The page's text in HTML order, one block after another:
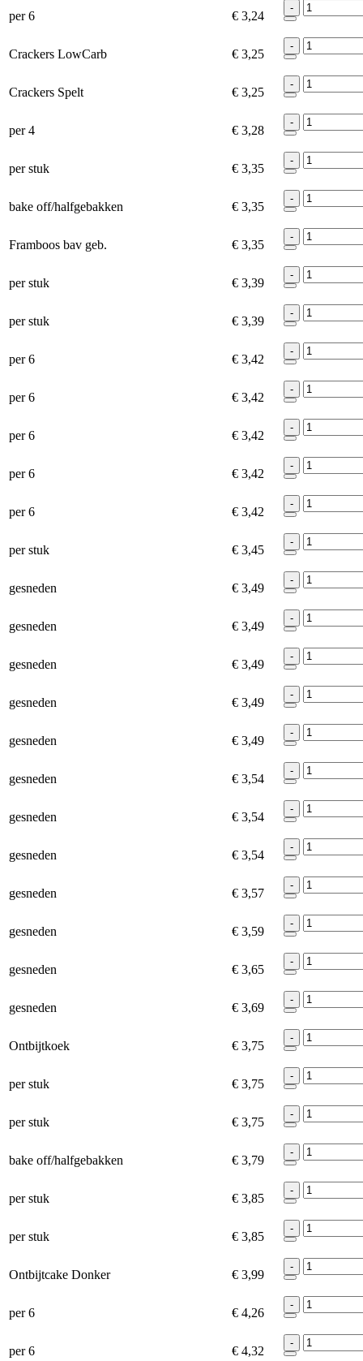
per 6 € 3,24
-
Crackers LowCarb € 3,25
-
Crackers Spelt € 3,25
-
per 4 € 3,28
-
per stuk € 3,35
-
bake off/halfgebakken € 3,35
-
Framboos bav geb. € 3,35
-
per stuk € 3,39
-
per stuk € 3,39
-
per 6 € 3,42
-
per 6 € 3,42
-
per 6 € 3,42
-
per 6 € 3,42
-
per 6 € 3,42
-
per stuk € 3,45
-
gesneden € 3,49
-
gesneden € 3,49
-
gesneden € 3,49
-
gesneden € 3,49
-
gesneden € 3,49
-
gesneden € 3,54
-
gesneden € 3,54
-
gesneden € 3,54
-
gesneden € 3,57
-
gesneden € 3,59
-
gesneden € 3,65
-
gesneden € 3,69
-
Ontbijtkoek € 3,75
-
per stuk € 3,75
-
per stuk € 3,75
-
bake off/halfgebakken € 3,79
-
per stuk € 3,85
-
per stuk € 3,85
-
Ontbijtcake Donker € 3,99
-
per 6 € 4,26
-
per 6 € 4,32
-